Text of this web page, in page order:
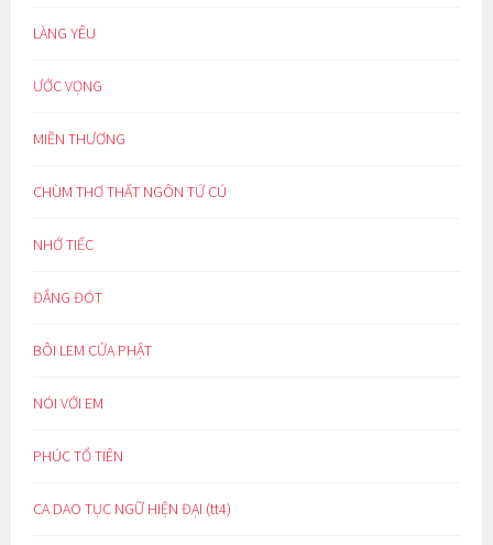
LÀNG YÊU
ƯỚC VỌNG
MIỀN THƯƠNG
CHÙM THƠ THẤT NGÔN TỨ CÚ
NHỚ TIẾC
ĐẮNG ĐÓT
BÔI LEM CỬA PHẬT
NÓI VỚI EM
PHÚC TỔ TIÊN
CA DAO TỤC NGỮ HIỆN ĐẠI (tt4)